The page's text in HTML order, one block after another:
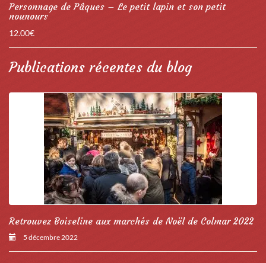
Personnage de Pâques – Le petit lapin et son petit
nounours
12.00€
Publications récentes du blog
Retrouvez Boiseline aux marchés de Noël de Colmar 2022
5 décembre 2022